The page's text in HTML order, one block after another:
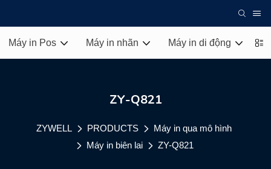
Máy in Pos Máy in nhãn Máy in di động
ZY-Q821
ZYWELL PRODUCTS
Máy in qua mô hình
Máy in biên lai
ZY-Q821